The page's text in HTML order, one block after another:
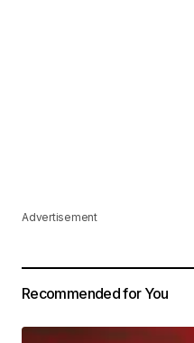
Advertisement
Recommended for You